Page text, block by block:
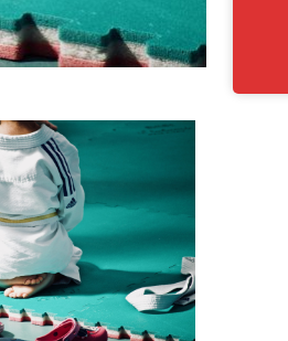
Outlook Live